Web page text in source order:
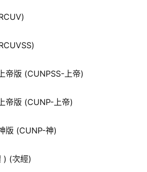
帝版 (CUNPSS-上帝)
帝版 (CUNP-上帝)
版 (CUNP-神)
) (次經)